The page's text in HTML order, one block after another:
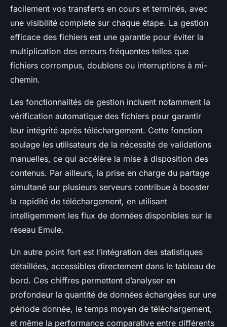
facilement vos transferts en cours et terminés, avec
une visibilité complète sur chaque étape. La gestion
efficace des fichiers est une garantie pour éviter la
multiplication des erreurs fréquentes telles que
fichiers corrompus, doublons ou interruptions à mi-
chemin.
Les fonctionnalités de gestion incluent notamment la
vérification automatique des fichiers pour garantir
leur intégrité après téléchargement. Cette fonction
soulage les utilisateurs de la nécessité de validations
manuelles, ce qui accélère la mise à disposition des
contenus. Par ailleurs, la prise en charge du partage
simultané sur plusieurs serveurs contribue à booster
la rapidité de téléchargement, en utilisant
intelligemment les flux de données disponibles sur le
réseau Emule.
Un autre point fort est l’intégration des statistiques
détaillées, accessibles directement dans le tableau de
bord. Ces chiffres permettent d’analyser en
profondeur la quantité de données échangées sur une
période donnée, le temps moyen de téléchargement,
et même la performance comparative entre différents